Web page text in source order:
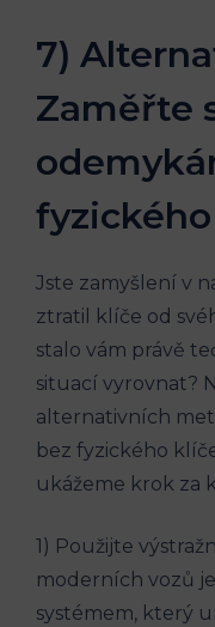
7)
Zaměřte
Jste zamyšlení v
ztratil klíče od
stalo vám právě
situací vyrovnat?
alternativních
bez fyzického
ukážeme krok za
1) Použijte
moderních vozů
systémem, který